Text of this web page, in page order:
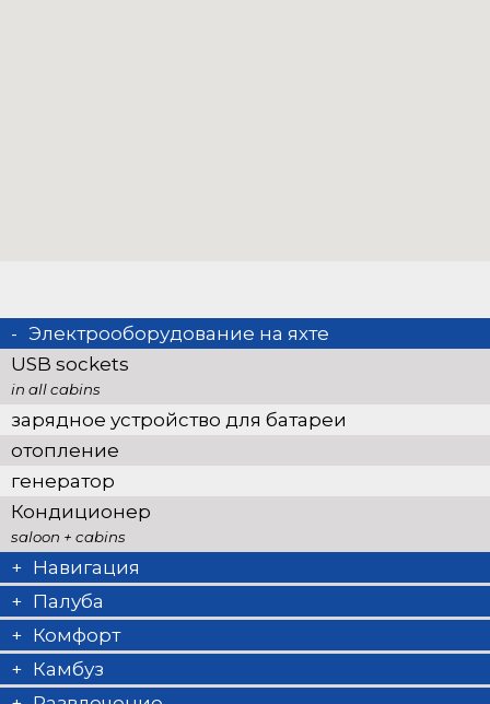
Электрооборудование на яхте
USB sockets
in all cabins
зарядное устройство для батареи
отопление
генератор
Кондиционер
saloon + cabins
Навигация
полный набор навигационного оборудования
B&G
Tridata
GPS картплоттер в кокпите
Палуба
навесной тент
столик кокпита
Душ в кокпите
Комфорт
постельное белье
Камбуз
Холодильник (2)